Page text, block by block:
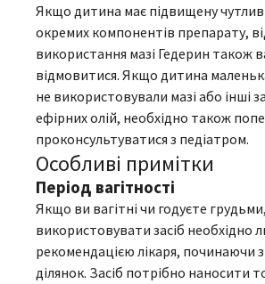
Якщо дитина має підвищену
окремих компонентів препарату,
використання мазі Гедерин також
відмовитися. Якщо дитина
не використовували мазі або інші
ефірних олій, необхідно також
проконсультуватися з педіатром.
Особливі примітки
Період вагітності
Якщо ви вагітні чи годуєте грудьми,
використовувати засіб необхідно
рекомендацією лікаря, починаючи
ділянок. Засіб потрібно наносити